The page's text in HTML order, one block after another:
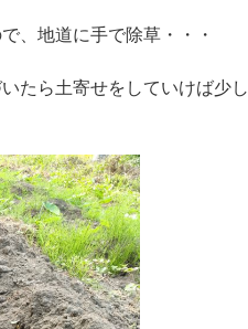
、地道に手で除草・・・
たら土寄せをしていけば少し